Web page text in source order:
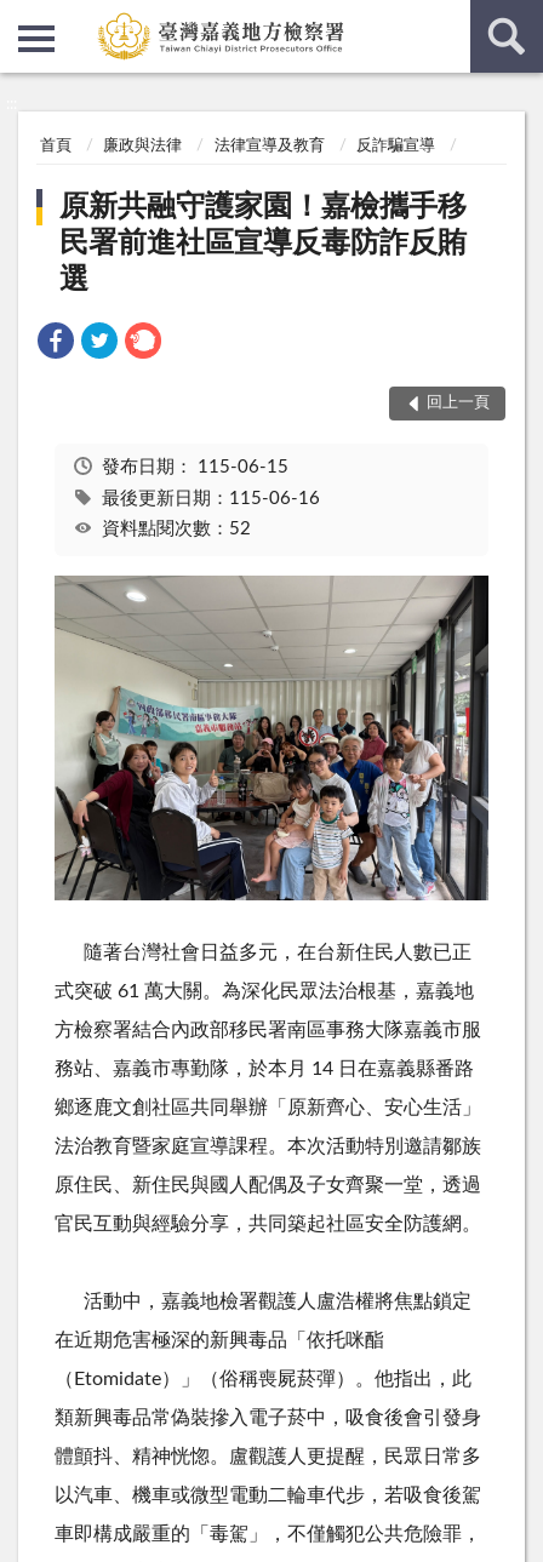
首頁 廉政與法律 法律宣導及教育 反詐騙宣導
原新共融守護家園！嘉檢攜手移
民署前進社區宣導反毒防詐反賄
選
回上一頁
發布日期： 115-06-15
最後更新日期：115-06-16
資料點閱次數：52
隨著台灣社會日益多元，在台新住民人數已正
式突破 61 萬大關。為深化民眾法治根基，嘉義地
方檢察署結合內政部移民署南區事務大隊嘉義市服
務站、嘉義市專勤隊，於本月 14 日在嘉義縣番路
鄉逐鹿文創社區共同舉辦「原新齊心、安心生活」
法治教育暨家庭宣導課程。本次活動特別邀請鄒族
原住民、新住民與國人配偶及子女齊聚一堂，透過
官民互動與經驗分享，共同築起社區安全防護網。
活動中，嘉義地檢署觀護人盧浩權將焦點鎖定
在近期危害極深的新興毒品「依托咪酯
（ Etomidate）」（俗稱喪屍菸彈）。他指出，此
類新興毒品常偽裝摻入電子菸中，吸食後會引發身
體顫抖、精神恍惚。盧觀護人更提醒，民眾日常多
以汽車、機車或微型電動二輪車代步，若吸食後駕
車即構成嚴重的「毒駕」，不僅觸犯公共危險罪，